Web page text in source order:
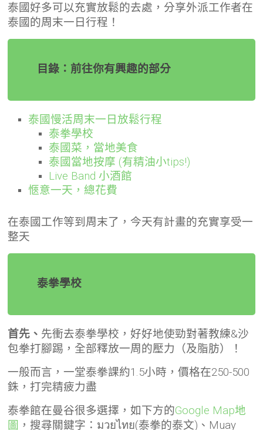
泰國好多可以充實放鬆的去處，分享外派工作者在
泰國的周末一日行程！
目錄：前往你有興趣的部分
泰國慢活周末一日放鬆行程
泰拳學校
泰國菜，當地美食
泰國當地按摩 (有精油小tips!)
Live Band 小酒館
愜意一天，總花費
在泰國工作等到周末了，今天有計畫的充實享受一
整天
泰拳學校
首先、 先衝去泰拳學校，好好地使勁對著教練&沙
包拳打腳踢，全部釋放一周的壓力（及脂肪）！
一般而言，一堂泰拳課約1.5小時，價格在250-500
銖，打完精疲力盡
泰拳館在曼谷很多選擇，如下方的Google Map地
圖 ，搜尋關鍵字：มวยไทย(泰拳的泰文)、Muay